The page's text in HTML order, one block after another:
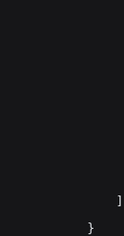
            }